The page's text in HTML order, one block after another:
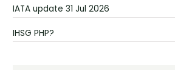
IATA update 31 Jul 2026
IHSG PHP?